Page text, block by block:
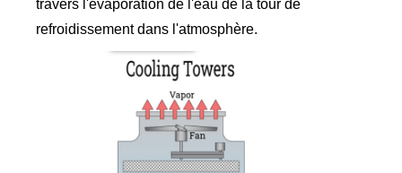
travers l'évaporation de l'eau de la tour de
refroidissement dans l'atmosphère.